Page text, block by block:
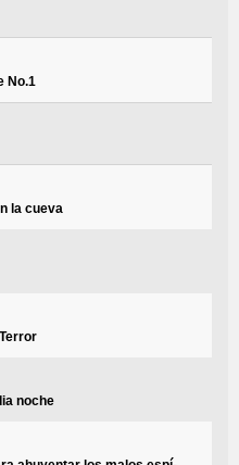
No.1
la cueva
noche